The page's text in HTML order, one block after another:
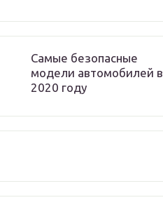
Самые безопасные
модели автомобилей в
2020 году